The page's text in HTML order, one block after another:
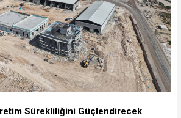
Sürekliliğini Güçlendirecek